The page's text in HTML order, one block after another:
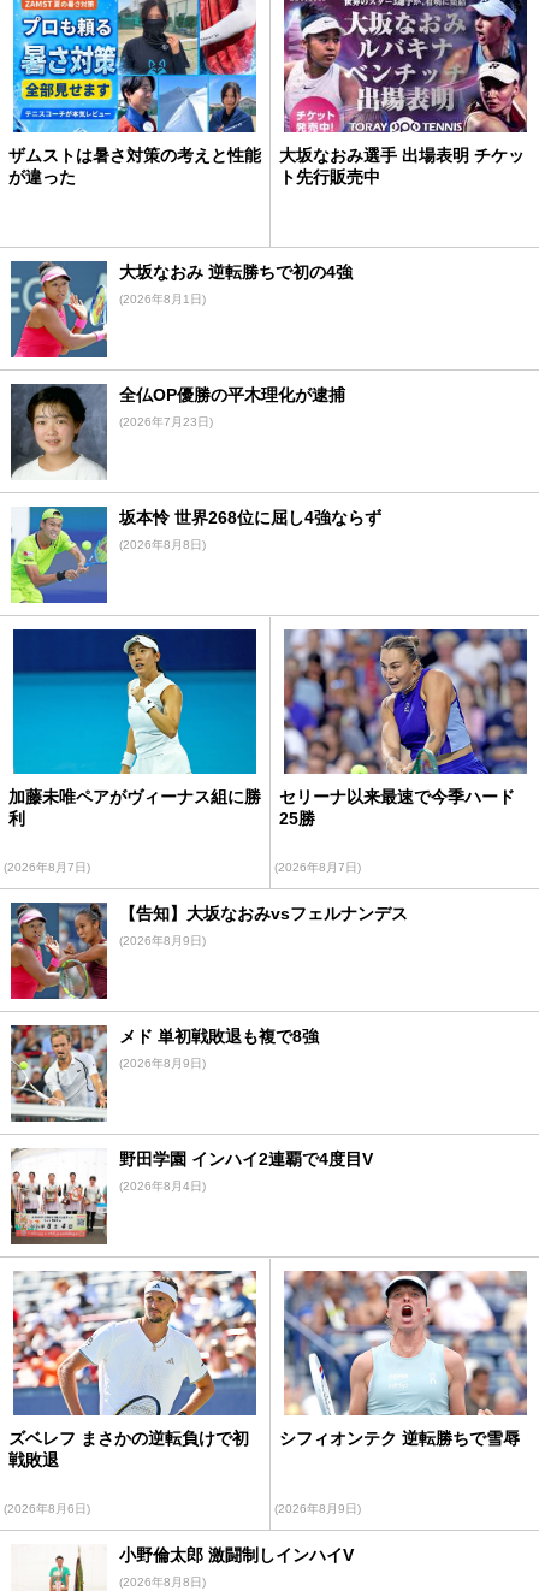
ザムストは暑さ対策の考えと性能
が違った
大坂なおみ選手 出場表明 チケッ
ト先行販売中
大坂なおみ 逆転勝ちで初の4強
(2026年8月1日)
全仏OP優勝の平木理化が逮捕
(2026年7月23日)
坂本怜 世界268位に屈し4強ならず
(2026年8月8日)
加藤未唯ペアがヴィーナス組に勝
利
(2026年8月7日)
セリーナ以来最速で今季ハード
25勝
(2026年8月7日)
【告知】大坂なおみvsフェルナンデス
(2026年8月9日)
メド 単初戦敗退も複で8強
(2026年8月9日)
野田学園 インハイ2連覇で4度目V
(2026年8月4日)
ズベレフ まさかの逆転負けで初
戦敗退
(2026年8月6日)
シフィオンテク 逆転勝ちで雪辱
(2026年8月9日)
小野倫太郎 激闘制しインハイV
(2026年8月8日)